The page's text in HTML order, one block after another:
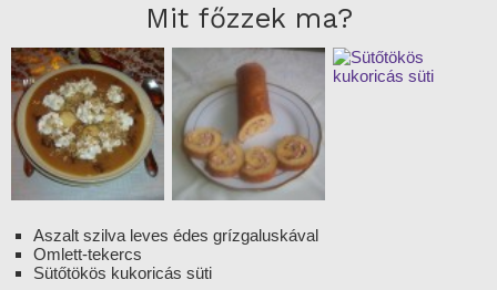
Mit főzzek ma?
Aszalt szilva leves édes grízgaluskával
Omlett-tekercs
Sütőtökös kukoricás süti